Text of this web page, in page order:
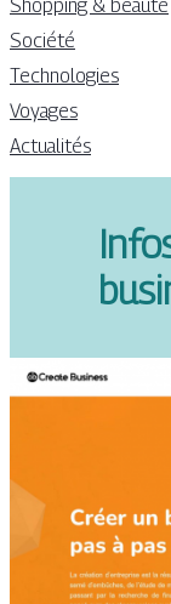
Shopping & beauté
Société
Technologies
Voyages
Actualités